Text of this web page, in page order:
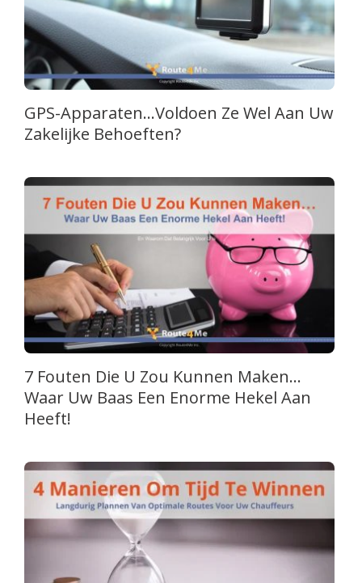
GPS-Apparaten…Voldoen Ze Wel Aan Uw
Zakelijke Behoeften?
7 Fouten Die U Zou Kunnen Maken…
Waar Uw Baas Een Enorme Hekel Aan
Heeft!